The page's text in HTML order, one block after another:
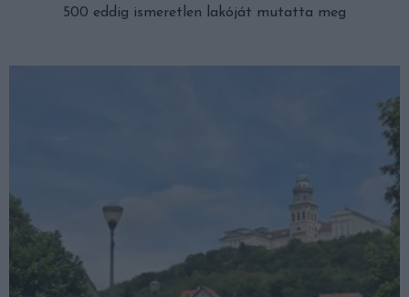
500 eddig ismeretlen lakóját mutatta meg